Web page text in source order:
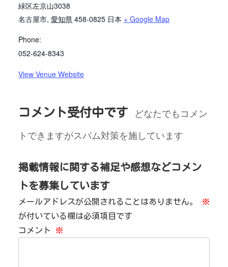
緑区左京山3038
名古屋市, 愛知県 458-0825 日本 + Google Map
Phone:
052-624-8343
View Venue Website
コメント受付中です
どなたでもコメン
トできますがスパム対策を施しています
掲載情報に関する補足や感想などコメン
トを募集しています
メールアドレスが公開されることはありません。
※
が付いている欄は必須項目です
コメント
※